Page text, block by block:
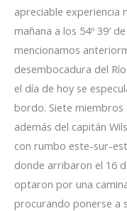
apreciable experiencia
mañana a los 54º 39′
mencionamos
desembocadura del
el día de hoy se
bordo. Siete
además del capitán
con rumbo este-sur-
donde arribaron el 16
optaron por una
procurando ponerse a